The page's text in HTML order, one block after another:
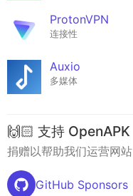
ProtonVPN
连接性
Auxio
多媒体
🙌🏻 支持 OpenAPK
捐赠以帮助我们运营网站
GitHub Sponsors